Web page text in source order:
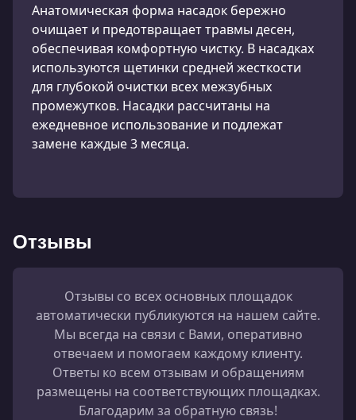
Анатомическая форма насадок бережно
очищает и предотвращает травмы десен,
обеспечивая комфортную чистку. В насадках
используются щетинки средней жесткости
для глубокой очистки всех межзубных
промежутков. Насадки рассчитаны на
ежедневное использование и подлежат
замене каждые 3 месяца.
Отзывы
Отзывы со всех основных площадок
автоматически публикуются на нашем сайте.
Мы всегда на связи с Вами, оперативно
отвечаем и помогаем каждому клиенту.
Ответы ко всем отзывам и обращениям
размещены на соответствующих площадках.
Благодарим за обратную связь!